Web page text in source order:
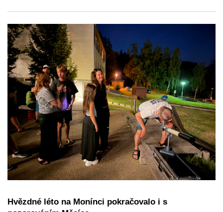
Hvězdné léto na Monínci pokračovalo i s